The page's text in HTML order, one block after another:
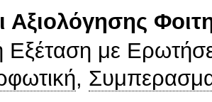
Αξιολόγησης
Εξέταση με
,